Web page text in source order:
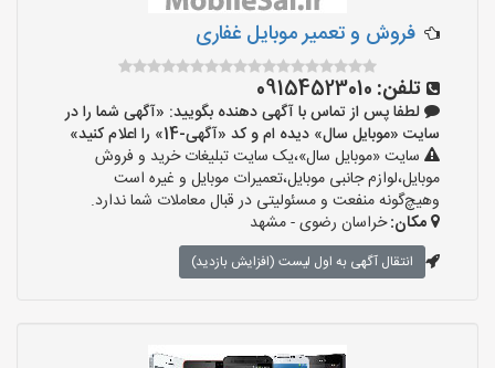
فروش و تعمیر موبایل غفاری
تلفن: 09154523010
لطفا پس از تماس با آگهی دهنده بگویید: «آگهی شما را در
سایت «موبایل سال» دیده ام و کد «آگهی-14» را اعلام کنید»
سایت «موبایل سال»،یک سایت تبلیغات خرید و فروش
موبایل،لوازم جانبی موبایل،تعمیرات موبایل و غیره است
وهیچ‌گونه منفعت و مسئولیتی در قبال معاملات شما ندارد.
مکان:خراسان رضوی - مشهد
انتقال آگهی به اول لیست (افزایش بازدید)